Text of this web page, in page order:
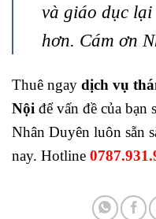
và giáo dục lại
hơn. Cám ơn
Thuê ngay dịch vụ
Nội để vấn đề của
Nhân Duyên luôn sẵn
nay. Hotline